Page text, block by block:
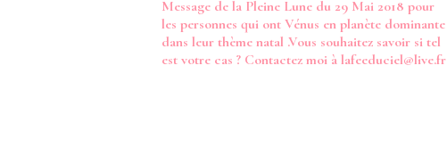
d’article
Message de la Pleine Lune du 29 Mai 2018 pour
les personnes qui ont Vénus en planète dominante
dans leur thème natal .Vous souhaitez savoir si tel
est votre cas ? Contactez moi à lafeeduciel@live.fr